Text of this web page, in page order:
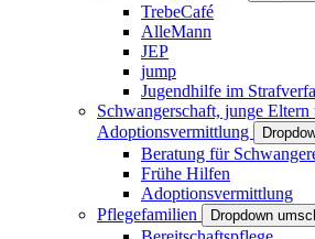
TrebeCafé
AlleMann
JEP
jump
Jugendhilfe im
Schwangerschaft, junge Eltern
Adoptionsvermittlung
Beratung für
Frühe Hilfen
Adoptionsvermittlung
Pflegefamilien
Dropdown